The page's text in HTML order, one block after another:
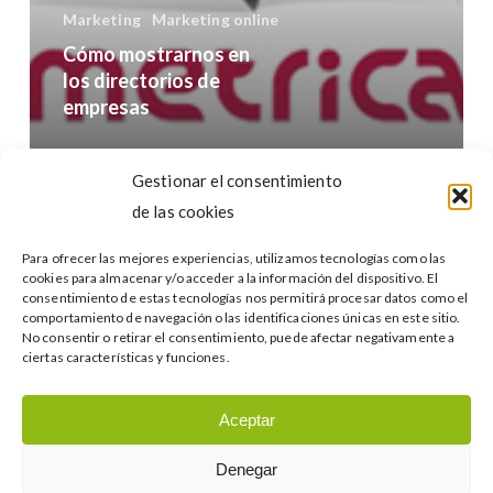
Gestionar el consentimiento
de las cookies
Para ofrecer las mejores experiencias, utilizamos tecnologías como las
cookies para almacenar y/o acceder a la información del dispositivo. El
consentimiento de estas tecnologías nos permitirá procesar datos como el
comportamiento de navegación o las identificaciones únicas en este sitio.
No consentir o retirar el consentimiento, puede afectar negativamente a
ciertas características y funciones.
Aceptar
Denegar
Marketing Marketing online
Cómo mostrarnos en
los directorios de
empresas
Categories